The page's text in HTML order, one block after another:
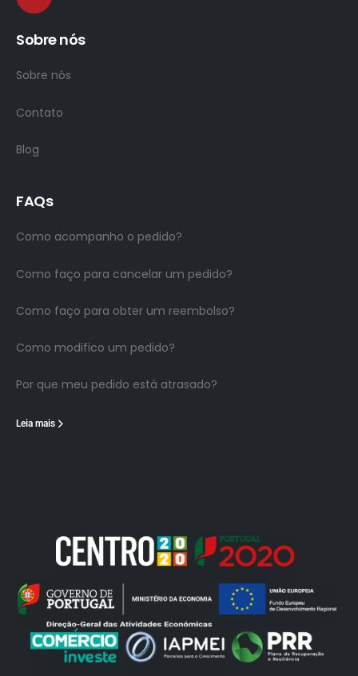
Sobre nós
Sobre nós
Contato
Blog
FAQs
Como acompanho o pedido?
Como faço para cancelar um pedido?
Como faço para obter um reembolso?
Como modifico um pedido?
Por que meu pedido está atrasado?
Leia mais